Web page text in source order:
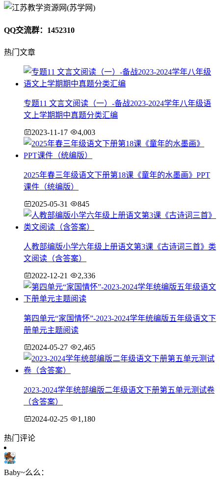
QQ交流群：1452310
热门文章
专题11 文言文阅读（一）-备战2023-2024学年八年级语
文上学期期中真题分类汇编
2023-11-17 4,003
2025年春三年级语文下册第18课《童年的水墨画》PPT
课件（统编版）
2025-05-31 845
人教部编版小学六年级上册语文第3课《古诗词三首》类
文阅读（含答案）
2022-12-21 2,336
第四单元“家国情怀”-2023-2024学年统编版五年级语文下
册单元主题阅读
2024-05-27 2,465
2023-2024学年统部编版二年级语文下册第五单元测试卷
（含答案）
2024-02-25 1,180
热门评论
Baby~么么：